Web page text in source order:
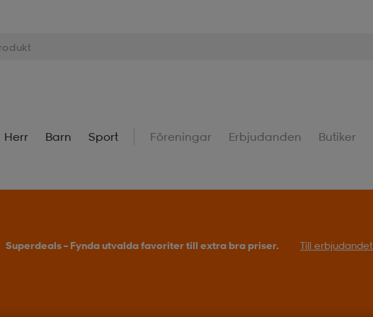
Herr Barn Sport Föreningar Erbjudanden Butiker
Superdeals – Fynda utvalda favoriter till extra bra priser. Till erbjudandet